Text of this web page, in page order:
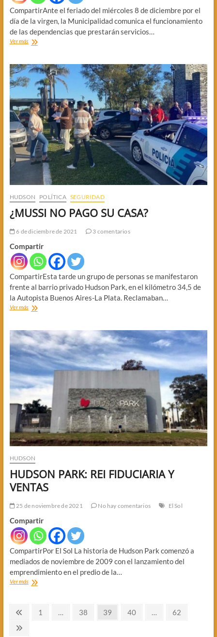
CompartirAnte el feriado del miércoles 8 de diciembre por el
día de la virgen, la Municipalidad comunica el funcionamiento
de las dependencias que prestarán servicios…
Ver másPOR
GUARDIAS
MUNICIPALES
HUDSON POLÍTICA SEGURIDAD
¿MUSSI NO PAGO SU CASA?
6 de diciembre de 2021 3 comentarios
Compartir
CompartirEsta tarde un grupo de personas se manifestaron
frente al barrio privado Hudson Park, en el kilómetro 34,5 de
la Autopista Buenos Aires-La Plata. Reclamaban…
Ver más¿MUSSI
SU
CASA?
HUDSON
HUDSON PARK: REI FIDUCIARIA Y
VENTAS
25 de noviembre de 2021 No hay comentarios El Sol
Compartir
CompartirPor El Sol La historia de Hudson Park comenzó a
mediados de noviembre de 2009 con el lanzamiento del
emprendimiento en el predio de la…
Ver másHUDSON
Paginación
de
PáginaPágina
1 … Página
38 Página
39 Página
40 … Página
62
Página